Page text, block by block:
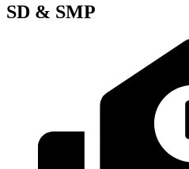
SD & SMP